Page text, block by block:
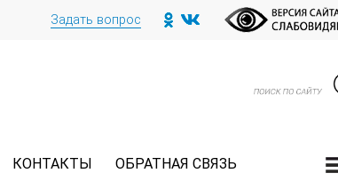
Задать вопрос
КОНТАКТЫ ОБРАТНАЯ СВЯЗЬ